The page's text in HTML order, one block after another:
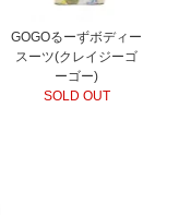
GOGOるーずボディー
スーツ(クレイジーゴ
ーゴー)
SOLD OUT